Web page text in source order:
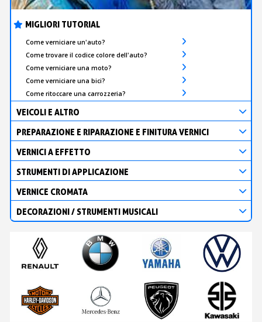
MIGLIORI TUTORIAL
Come verniciare un'auto?
Come trovare il codice colore dell'auto?
Come verniciare una moto?
Come verniciare una bici?
Come ritoccare una carrozzeria?
VEICOLI E ALTRO
PREPARAZIONE E RIPARAZIONE E FINITURA VERNICI
VERNICI A EFFETTO
STRUMENTI DI APPLICAZIONE
VERNICE CROMATA
DECORAZIONI / STRUMENTI MUSICALI